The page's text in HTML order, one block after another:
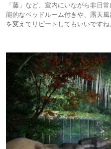
「藤」など、室内にいながら非日
能的なベッドルーム付きや、露天
を変えてリピートしてもいいですね